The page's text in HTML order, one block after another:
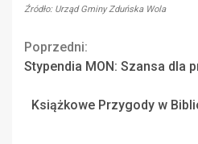
Źródło: Urząd Gminy Zduńska Wola
Continue
Reading
Poprzedni:
Stypendia MON: Szansa dla
Książkowe Przygody w